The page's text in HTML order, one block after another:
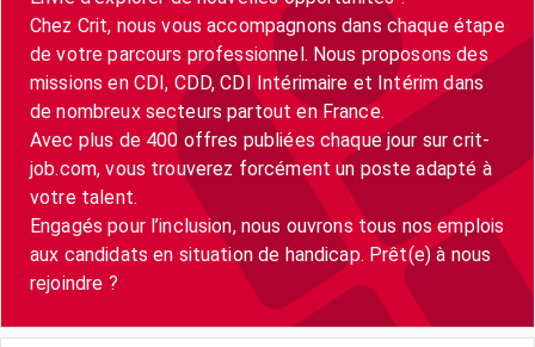
Chez Crit, nous vous accompagnons dans chaque étape
de votre parcours professionnel. Nous proposons des
missions en CDI, CDD, CDI Intérimaire et Intérim dans
de nombreux secteurs partout en France.
Avec plus de 400 offres publiées chaque jour sur crit-
job.com, vous trouverez forcément un poste adapté à
votre talent.
Engagés pour l’inclusion, nous ouvrons tous nos emplois
aux candidats en situation de handicap. Prêt(e) à nous